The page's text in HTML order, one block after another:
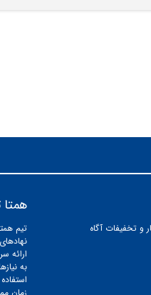
و تخفیفات آگاه
همتا
تیم
ارائه
به